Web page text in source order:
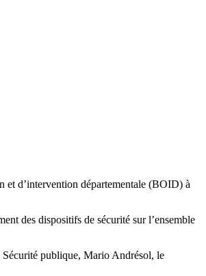
et d’intervention départementale (BOID) à
des dispositifs de sécurité sur l’ensemble
Sécurité publique, Mario Andrésol, le